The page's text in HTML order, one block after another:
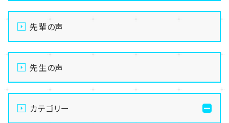
先輩の声
先生の声
カテゴリー